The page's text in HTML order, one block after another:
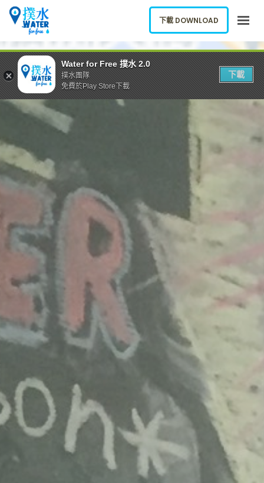
關於我們
下載應用
下載 DOWNLOAD
Water for Free 撲水 2.0
撲水團隊
免費於Play Store下載
下載